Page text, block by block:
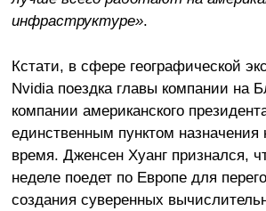
инфраструктуре».
Кстати, в сфере географической
Nvidia поездка главы компании на
компании американского
единственным пунктом
время. Дженсен Хуанг признался,
неделе поедет по Европе для
создания суверенных